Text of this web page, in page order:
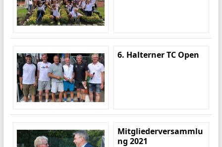
6. Halterner TC Open
Mitgliederversammlu
ng 2021